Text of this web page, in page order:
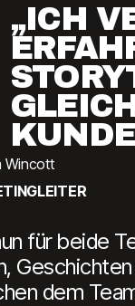
„ICH
Wincott
für beide
dem